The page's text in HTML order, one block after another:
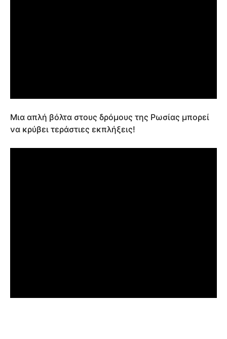
Μια απλή βόλτα στους δρόμους της Ρωσίας μπορεί
να κρύβει τεράστιες εκπλήξεις!